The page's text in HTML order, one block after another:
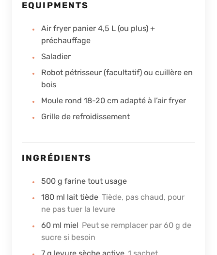
EQUIPMENTS
Air fryer panier 4,5 L (ou plus) +
préchauffage
Saladier
Robot pétrisseur (facultatif) ou cuillère en
bois
Moule rond 18-20 cm adapté à l’air fryer
Grille de refroidissement
INGRÉDIENTS
500 g farine tout usage
180 ml lait tiède Tiède, pas chaud, pour
ne pas tuer la levure
60 ml miel Peut se remplacer par 60 g de
sucre si besoin